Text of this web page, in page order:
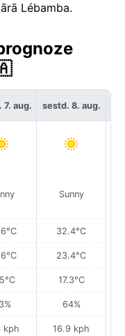
Lébamba.
7. aug.
kph
sestd. 8. aug.
Sunny
32.4°C
23.4°C
17.3°C
64%
16.9 kph